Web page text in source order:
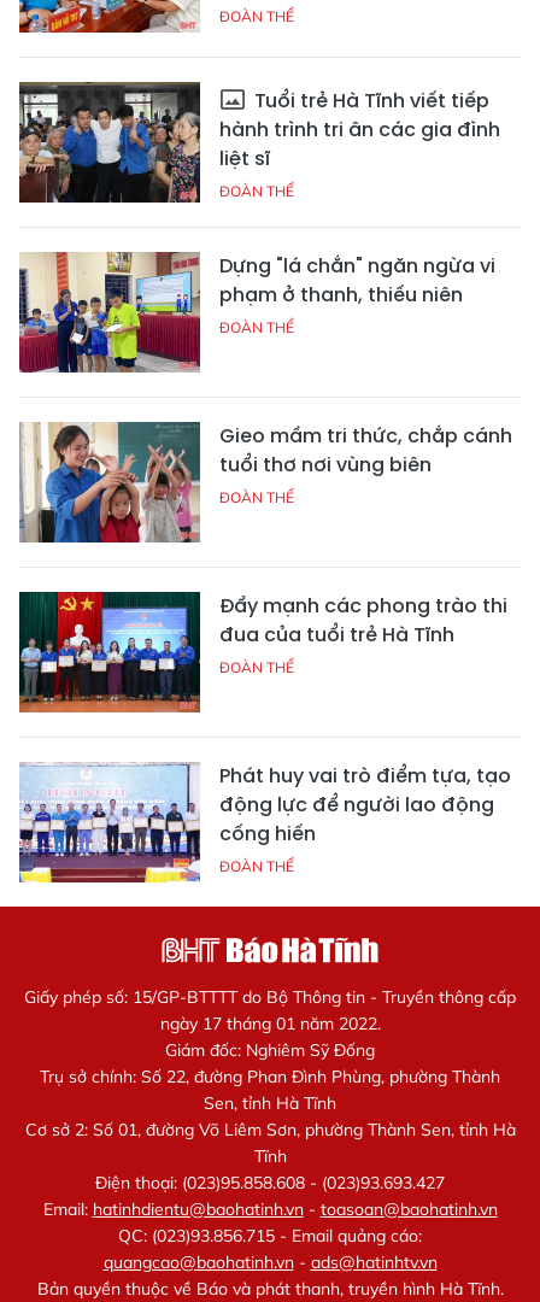
ĐOÀN THỂ
Tuổi trẻ Hà Tĩnh viết tiếp
hành trình tri ân các gia đình
liệt sĩ
ĐOÀN THỂ
Dựng "lá chắn" ngăn ngừa vi
phạm ở thanh, thiếu niên
ĐOÀN THỂ
Gieo mầm tri thức, chắp cánh
tuổi thơ nơi vùng biên
ĐOÀN THỂ
Đẩy mạnh các phong trào thi
đua của tuổi trẻ Hà Tĩnh
ĐOÀN THỂ
Phát huy vai trò điểm tựa, tạo
động lực để người lao động
cống hiến
ĐOÀN THỂ
Giấy phép số: 15/GP-BTTTT do Bộ Thông tin - Truyền thông cấp
ngày 17 tháng 01 năm 2022.
Giám đốc: Nghiêm Sỹ Đống
Trụ sở chính: Số 22, đường Phan Đình Phùng, phường Thành
Sen, tỉnh Hà Tĩnh
Cơ sở 2: Số 01, đường Võ Liêm Sơn, phường Thành Sen, tỉnh Hà
Tĩnh
Điện thoại: (023)95.858.608 - (023)93.693.427
Email: hatinhdientu@baohatinh.vn- toasoan@baohatinh.vn
QC: (023)93.856.715 - Email quảng cáo:
quangcao@baohatinh.vn- ads@hatinhtv.vn
Bản quyền thuộc về Báo và phát thanh, truyền hình Hà Tĩnh.